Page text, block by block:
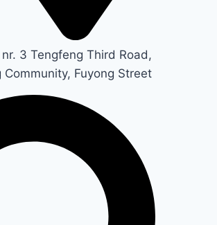
3 Tengfeng Third Road,
Community, Fuyong Street